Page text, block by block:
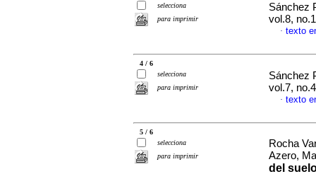
selecciona
para imprimir
Sánchez
vol.8,
· texto
4 / 6
selecciona
para imprimir
Sánchez
vol.7,
· texto
5 / 6
selecciona
para imprimir
Rocha
Azero,
del